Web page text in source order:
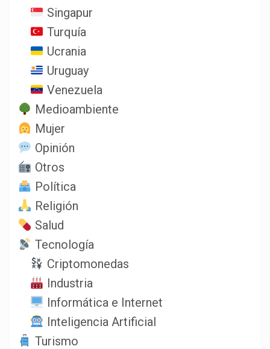
Singapur
Turquía
Ucrania
Uruguay
Venezuela
Medioambiente
Mujer
Opinión
Otros
Política
Religión
Salud
Tecnología
Criptomonedas
Industria
Informática e Internet
Inteligencia Artificial
Turismo